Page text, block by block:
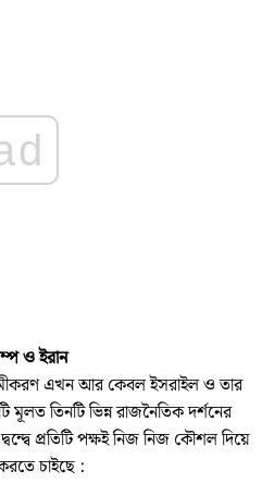
ও ইরান
এখন আর কেবল ইসরাইল ও তার
মূলত তিনটি ভিন্ন রাজনৈতিক দর্শনের
প্রতিটি পক্ষই নিজ নিজ কৌশল দিয়ে
চাইছে :